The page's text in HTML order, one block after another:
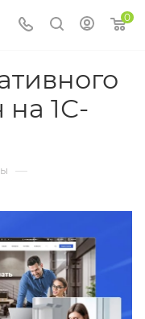
0
на 1С-
—